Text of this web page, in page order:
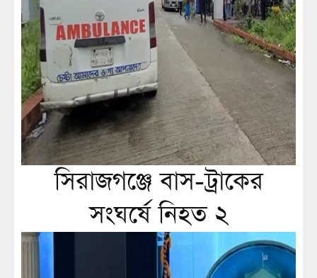
সিরাজগঞ্জে বাস-ট্রাকের
সংঘর্ষে নিহত ২